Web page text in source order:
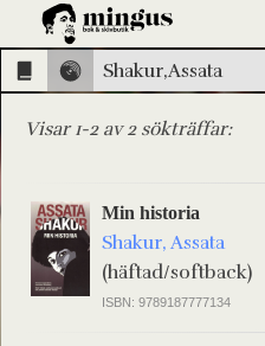
Visar 1-2 av 2 sökträffar:
Min historia
Shakur, Assata
(häftad/softback)
ISBN: 9789187777134